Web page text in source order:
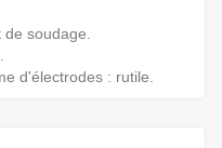
soudage.
d'électrodes : rutile.